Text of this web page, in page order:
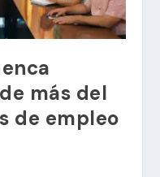
más del
de empleo